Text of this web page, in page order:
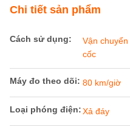
Chi tiết sản phẩm
Cách sử dụng:
Vận
cốc
Máy đo theo dõi: 80 km/giờ
Loại phóng điện:Xả đáy